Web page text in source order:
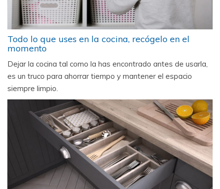
Todo lo que uses en la cocina, recógelo en el
momento
Dejar la cocina tal como la has encontrado antes de usarla,
es un truco para ahorrar tiempo y mantener el espacio
siempre limpio.